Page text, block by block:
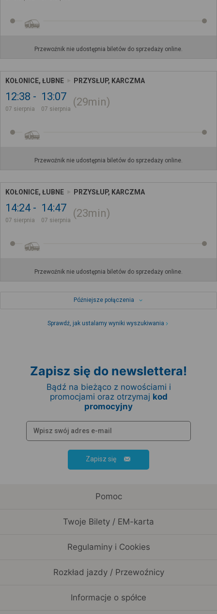
Przewoźnik nie udostępnia biletów do sprzedaży online.
KOŁONICE, ŁUBNE PRZYSŁUP, KARCZMA
12:38
07 sierpnia
13:07
07 sierpnia
29min
Przewoźnik nie udostępnia biletów do sprzedaży online.
KOŁONICE, ŁUBNE PRZYSŁUP, KARCZMA
14:24
07 sierpnia
14:47
07 sierpnia
23min
Przewoźnik nie udostępnia biletów do sprzedaży online.
Późniejsze połączenia
Sprawdź, jak ustalamy wyniki wyszukiwania
Zapisz się do newslettera!
Bądź na bieżąco z nowościami i
promocjami oraz otrzymaj kod
promocyjny
Zapisz się
Pomoc
Twoje Bilety / EM-karta
Regulaminy i Cookies
Rozkład jazdy / Przewoźnicy
Informacje o spółce